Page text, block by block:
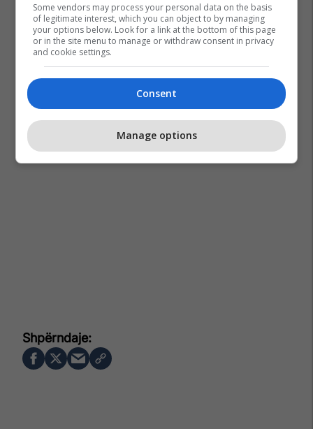
Some vendors may process your personal data on the basis
of legitimate interest, which you can object to by managing
your options below. Look for a link at the bottom of this page
or in the site menu to manage or withdraw consent in privacy
and cookie settings.
Consent
Manage options